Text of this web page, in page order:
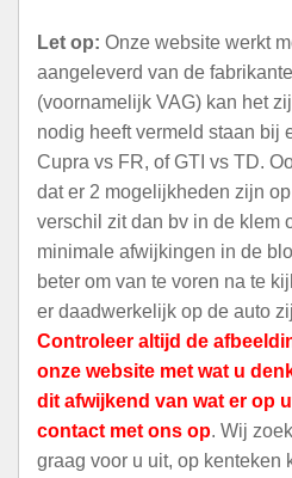
Let op: Onze website werkt
aangeleverd van de
(voornamelijk VAG) kan het
nodig heeft vermeld staan bij
Cupra vs FR, of GTI vs TD.
dat er 2 mogelijkheden zijn
verschil zit dan bv in de klem
minimale afwijkingen in de
beter om van te voren na te
er daadwerkelijk op de auto
Controleer altijd de
onze website met wat u
dit afwijkend van wat er op
contact met ons op. Wij
graag voor u uit, op kenteken